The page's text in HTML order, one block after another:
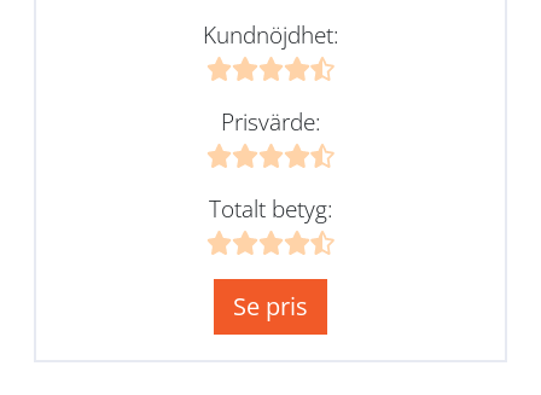
Kundnöjdhet:
Prisvärde:
Totalt betyg:
Se pris